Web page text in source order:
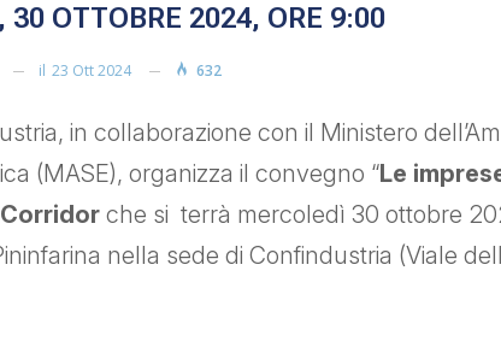
30 OTTOBRE 2024, ORE 9:00
il 23 Ott 2024 632
in collaborazione con il Ministero
(MASE), organizza il convegno “Le
Corridor che si terrà mercoledì 30 ottobre
nella sede di Confindustria (Viale